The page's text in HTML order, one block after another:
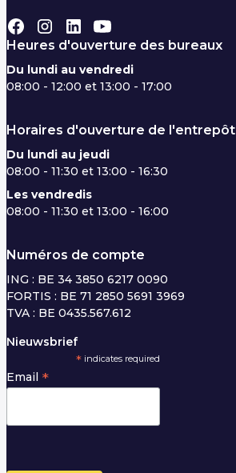
Heures d'ouverture des bureaux
Du lundi au vendredi
08:00 - 12:00 et 13:00 - 17:00
Horaires d'ouverture de l'entrepôt
Du lundi au jeudi
08:00 - 11:30 et 13:00 - 16:30
Les vendredis
08:00 - 11:30 et 13:00 - 16:00
Numéros de compte
ING : BE 34 3850 6217 0090
FORTIS : BE 71 2850 5691 3969
TVA : BE 0435.567.612
Nieuwsbrief
* indicates required
Email *